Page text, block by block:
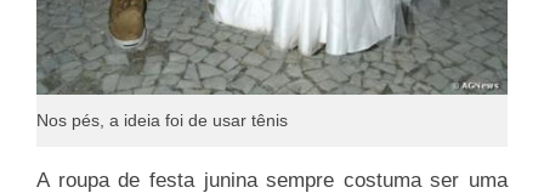
Nos pés, a ideia foi de usar tênis
A roupa de festa junina sempre costuma ser uma